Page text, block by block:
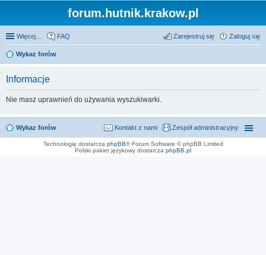
forum.hutnik.krakow.pl
Więcej… FAQ Zaloguj się
Zarejestruj się
Wykaz forów
Informacje
Nie masz uprawnień do używania wyszukiwarki.
Wykaz forów Zespół administracyjny
Kontakt z nami
Technologię dostarcza phpBB® Forum Software © phpBB Limited
Polski pakiet językowy dostarcza phpBB.pl